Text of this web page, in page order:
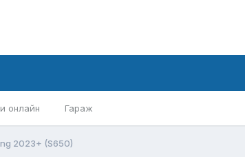
онлайн Гараж
2023+ (S650)